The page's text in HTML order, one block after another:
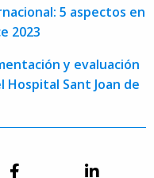
5 aspectos en
2023
y evaluación
Sant Joan de